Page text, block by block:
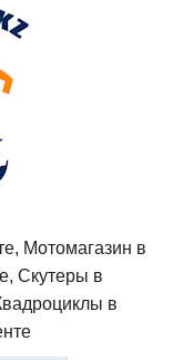
Мотомагазин в
Скутеры в
в